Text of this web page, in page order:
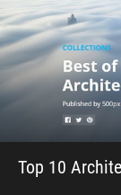
Top 10